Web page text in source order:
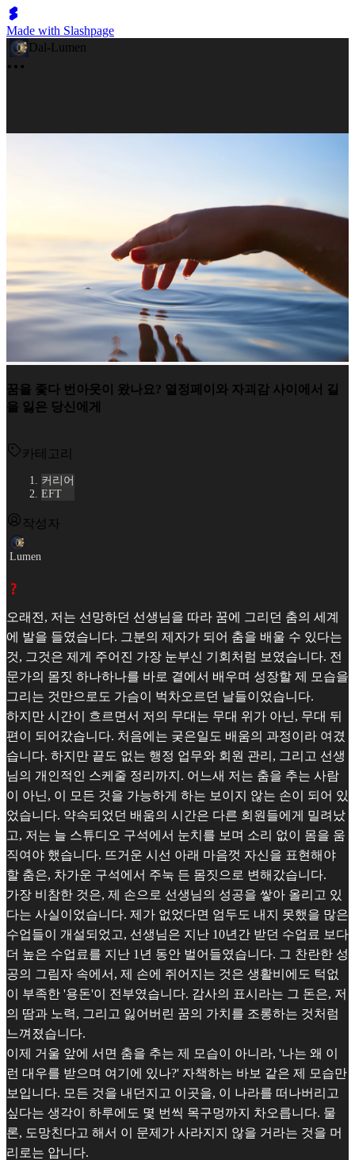
Made with Slashpage
Dal-Lumen
꿈을 좇다 번아웃이 왔나요? 열정페이와 자괴감 사이에서 길
을 잃은 당신에게
카테고리
커리어
EFT
작성자
Lumen
오래전, 저는 선망하던 선생님을 따라 꿈에 그리던 춤의 세계
에 발을 들였습니다. 그분의 제자가 되어 춤을 배울 수 있다는
것, 그것은 제게 주어진 가장 눈부신 기회처럼 보였습니다. 전
문가의 몸짓 하나하나를 바로 곁에서 배우며 성장할 제 모습을
그리는 것만으로도 가슴이 벅차오르던 날들이었습니다.
하지만 시간이 흐르면서 저의 무대는 무대 위가 아닌, 무대 뒤
편이 되어갔습니다. 처음에는 궂은일도 배움의 과정이라 여겼
습니다. 하지만 끝도 없는 행정 업무와 회원 관리, 그리고 선생
님의 개인적인 스케줄 정리까지. 어느새 저는 춤을 추는 사람
이 아닌, 이 모든 것을 가능하게 하는 보이지 않는 손이 되어 있
었습니다. 약속되었던 배움의 시간은 다른 회원들에게 밀려났
고, 저는 늘 스튜디오 구석에서 눈치를 보며 소리 없이 몸을 움
직여야 했습니다. 뜨거운 시선 아래 마음껏 자신을 표현해야
할 춤은, 차가운 구석에서 주눅 든 몸짓으로 변해갔습니다.
가장 비참한 것은, 제 손으로 선생님의 성공을 쌓아 올리고 있
다는 사실이었습니다. 제가 없었다면 엄두도 내지 못했을 많은
수업들이 개설되었고, 선생님은 지난 10년간 받던 수업료 보다
더 높은 수업료를 지난 1년 동안 벌어들였습니다. 그 찬란한 성
공의 그림자 속에서, 제 손에 쥐어지는 것은 생활비에도 턱없
이 부족한 '용돈'이 전부였습니다. 감사의 표시라는 그 돈은, 저
의 땀과 노력, 그리고 잃어버린 꿈의 가치를 조롱하는 것처럼
느껴졌습니다.
이제 거울 앞에 서면 춤을 추는 제 모습이 아니라, '나는 왜 이
런 대우를 받으며 여기에 있나?' 자책하는 바보 같은 제 모습만
보입니다. 모든 것을 내던지고 이곳을, 이 나라를 떠나버리고
싶다는 생각이 하루에도 몇 번씩 목구멍까지 차오릅니다. 물
론, 도망친다고 해서 이 문제가 사라지지 않을 거라는 것을 머
리로는 압니다.